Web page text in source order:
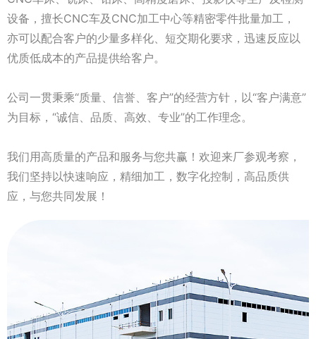
设备，擅长CNC车及CNC加工中心等精密零件批量加工，
亦可以配合客户的少量多样化、短交期化要求，迅速反应以
优质低成本的产品提供给客户。
公司一贯秉乘“质量、信誉、客户”的经营方针，以“客户满意”
为目标，“诚信、品质、高效、专业”的工作理念。
我们用高质量的产品和服务与您共赢！欢迎来厂参观考察，
我们坚持以快速响应，精细加工，数字化控制，高品质供
应，与您共同发展！